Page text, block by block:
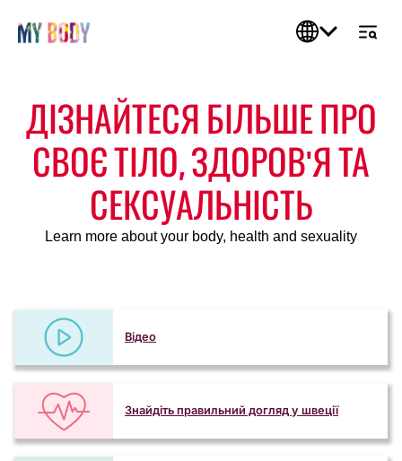
ДІЗНАЙТЕСЯ БІЛЬШЕ ПРО
СВОЄ ТІЛО, ЗДОРОВ'Я ТА
СЕКСУАЛЬНІСТЬ
Learn more about your body, health and sexuality
Відео
Знайдіть правильний догляд у швеції